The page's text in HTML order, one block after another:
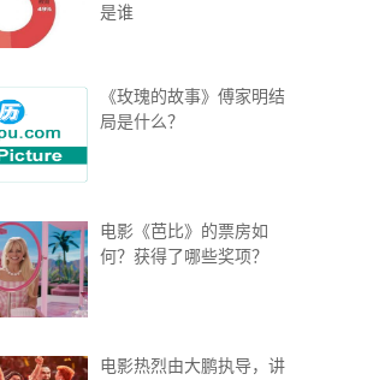
是谁
《玫瑰的故事》傅家明结
局是什么？
电影《芭比》的票房如
何？获得了哪些奖项？
电影热烈由大鹏执导，讲